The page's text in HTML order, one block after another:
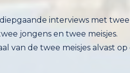
interviews met
jongens en twee meisjes.
van de twee meisjes alvast